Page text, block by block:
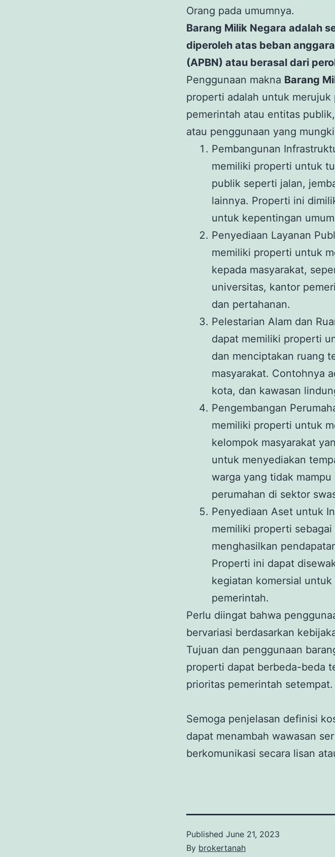
Orang pada umumnya.
Barang Milik Negara adalah
diperoleh atas beban
(APBN) atau berasal dari
Penggunaan makna Barang
properti adalah untuk
pemerintah atau entitas
atau penggunaan yang
Pembangunan
memiliki properti untuk
publik seperti jalan,
lainnya. Properti ini
untuk kepentingan
Penyediaan Layanan
memiliki properti untuk
kepada masyarakat,
universitas, kantor
dan pertahanan.
Pelestarian Alam dan
dapat memiliki properti
dan menciptakan ruang
masyarakat. Contohnya
kota, dan kawasan
Pengembangan
memiliki properti untuk
kelompok masyarakat
untuk menyediakan
warga yang tidak
perumahan di sektor
Penyediaan Aset untuk
memiliki properti
menghasilkan
Properti ini dapat
kegiatan komersial
pemerintah.
Perlu diingat bahwa
bervariasi berdasarkan
Tujuan dan penggunaan
properti dapat berbeda-beda
prioritas pemerintah setempat.
Semoga penjelasan definisi
dapat menambah wawasan
berkomunikasi secara lisan
Published June 21, 2023
By brokertanah